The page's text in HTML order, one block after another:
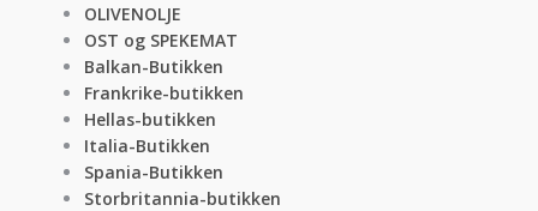
OLIVENOLJE
OST og SPEKEMAT
Balkan-Butikken
Frankrike-butikken
Hellas-butikken
Italia-Butikken
Spania-Butikken
Storbritannia-butikken